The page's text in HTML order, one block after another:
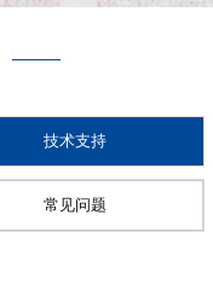
技术支持
常见问题